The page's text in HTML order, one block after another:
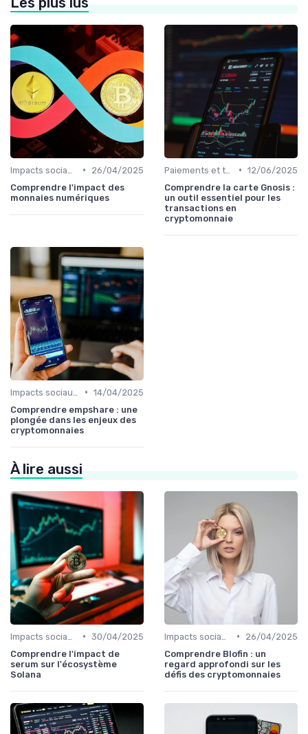
•
26/04/2025
Comprendre l'impact des
monnaies numériques
• 12/06/2025
Comprendre la carte Gnosis :
un outil essentiel pour les
transactions en
cryptomonnaie
• 14/04/2025
Comprendre empshare : une
plongée dans les enjeux des
cryptomonnaies
À lire aussi
• 30/04/2025
Comprendre l'impact de
serum sur l'écosystème
Solana
•
26/04/2025
Comprendre Blofin : un
regard approfondi sur les
défis des cryptomonnaies